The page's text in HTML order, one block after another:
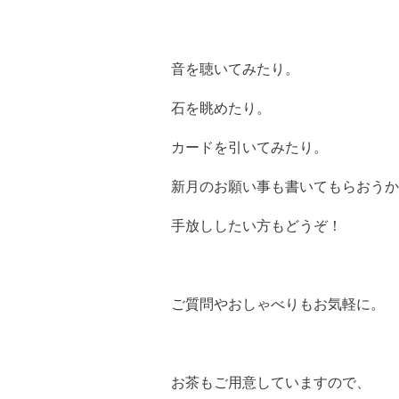
音を聴いてみたり。
石を眺めたり。
カードを引いてみたり。
新月のお願い事も書いてもらおう
手放ししたい方もどうぞ！
ご質問やおしゃべりもお気軽に。
お茶もご用意していますので、